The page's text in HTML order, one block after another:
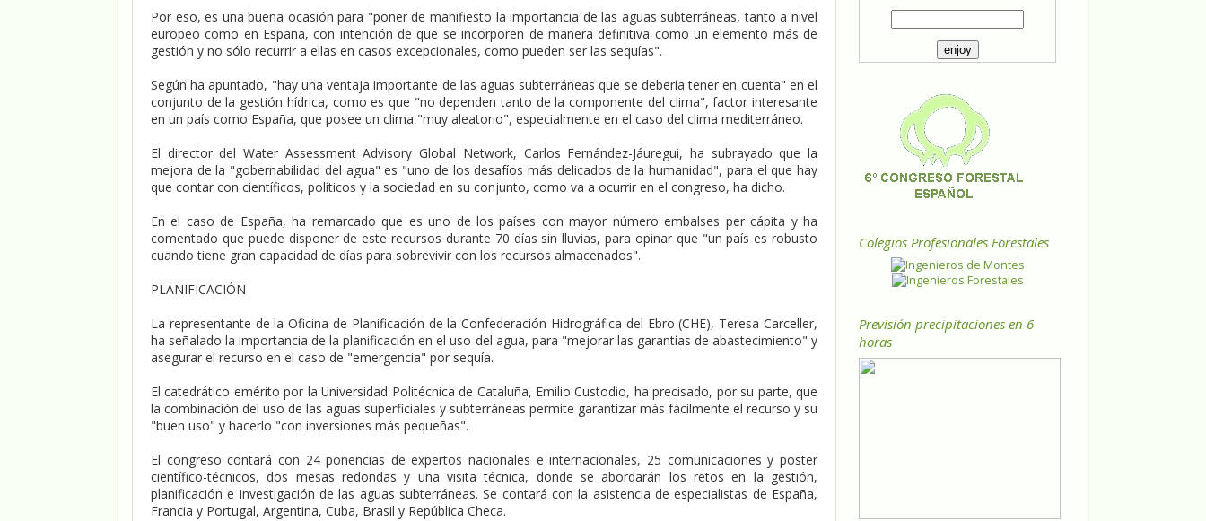
Por eso, es una buena ocasión para "poner de manifiesto la importancia de las aguas subterráneas, tanto a nivel
europeo como en España, con intención de que se incorporen de manera definitiva como un elemento más de
gestión y no sólo recurrir a ellas en casos excepcionales, como pueden ser las sequías".
Según ha apuntado, "hay una ventaja importante de las aguas subterráneas que se debería tener en cuenta" en el
conjunto de la gestión hídrica, como es que "no dependen tanto de la componente del clima", factor interesante
en un país como España, que posee un clima "muy aleatorio", especialmente en el caso del clima mediterráneo.
El director del Water Assessment Advisory Global Network, Carlos Fernández-Jáuregui, ha subrayado que la
mejora de la "gobernabilidad del agua" es "uno de los desafíos más delicados de la humanidad", para el que hay
que contar con científicos, políticos y la sociedad en su conjunto, como va a ocurrir en el congreso, ha dicho.
En el caso de España, ha remarcado que es uno de los países con mayor número embalses per cápita y ha
comentado que puede disponer de este recursos durante 70 días sin lluvias, para opinar que "un país es robusto
cuando tiene gran capacidad de días para sobrevivir con los recursos almacenados".
PLANIFICACIÓN
La representante de la Oficina de Planificación de la Confederación Hidrográfica del Ebro (CHE), Teresa Carceller,
ha señalado la importancia de la planificación en el uso del agua, para "mejorar las garantías de abastecimiento" y
asegurar el recurso en el caso de "emergencia" por sequía.
El catedrático emérito por la Universidad Politécnica de Cataluña, Emilio Custodio, ha precisado, por su parte, que
la combinación del uso de las aguas superficiales y subterráneas permite garantizar más fácilmente el recurso y su
"buen uso" y hacerlo "con inversiones más pequeñas".
El congreso contará con 24 ponencias de expertos nacionales e internacionales, 25 comunicaciones y poster
científico-técnicos, dos mesas redondas y una visita técnica, donde se abordarán los retos en la gestión,
planificación e investigación de las aguas subterráneas. Se contará con la asistencia de especialistas de España,
Francia y Portugal, Argentina, Cuba, Brasil y República Checa.
Colegios Profesionales Forestales
Previsión precipitaciones en 6
horas